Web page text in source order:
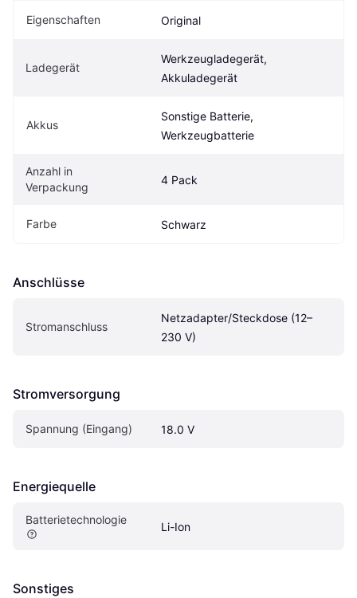
Eigenschaften Original
Ladegerät
Werkzeugladegerät,
Akkuladegerät
Akkus
Sonstige Batterie,
Werkzeugbatterie
Anzahl in
Verpackung
4 Pack
Farbe Schwarz
Anschlüsse
Stromanschluss
Netzadapter/Steckdose (12–
230 V)
Stromversorgung
Spannung (Eingang) 18.0 V
Energiequelle
Batterietechnologie
Li-Ion
Sonstiges